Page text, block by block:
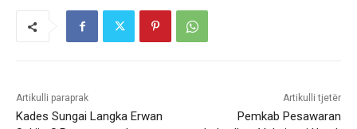
Artikulli paraprak
Kades Sungai Langka Erwan
Artikulli tjetër
Pemkab Pesawaran